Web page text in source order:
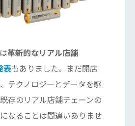
革新的なリアル店舗
表もありました。まだ開店
テクノロジーとデータを駆
存のリアル店舗チェーンの
なることは間違いありませ